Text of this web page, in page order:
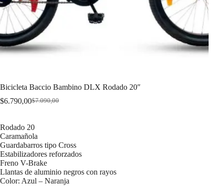
Bicicleta Baccio Bambino DLX Rodado 20″
$7.090,00
Original
$7.090,00.
$6.790,00Current
$6.790,00.
Rodado 20
Caramañola
Guardabarros tipo Cross
Estabilizadores reforzados
Freno V-Brake
Llantas de aluminio negros con rayos
Color: Azul – Naranja